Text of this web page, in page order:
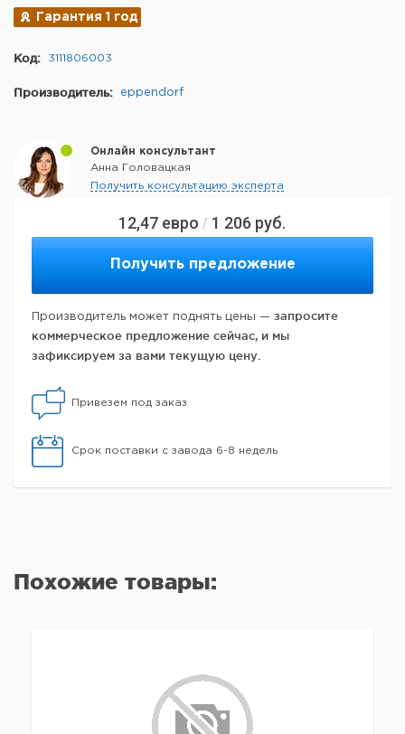
12,47 евро / 1 206 руб.
Получить предложение
Производитель может поднять цены — запросите
коммерческое предложение сейчас, и мы
зафиксируем за вами текущую цену.
Привезем под заказ
Срок поставки с завода 6-8 недель
Гарантия 1 год
Код: 3111806003
Производитель: eppendorf
Онлайн консультант
Анна Головацкая
Получить консультацию эксперта
Похожие товары: